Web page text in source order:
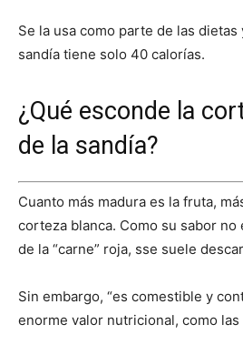
Se la usa como parte de las dietas
sandía tiene solo 40 calorías.
¿Qué esconde la
de la sandía?
Cuanto más madura es la fruta,
corteza blanca. Como su sabor no
de la “carne” roja, sse suele
Sin embargo, “es comestible y
enorme valor nutricional, como las